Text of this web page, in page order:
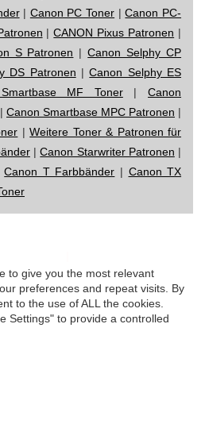
| Canon PC Toner |Canon PC-
|CANON Pixus Patronen |
S Patronen |Canon Selphy CP
DS Patronen |Canon Selphy ES
MF Toner|Canon
| Canon Smartbase MPC Patronen |
|Weitere Toner & Patronen für
|Canon Starwriter Patronen |
Canon T Farbbänder | Canon TX
to give you the most relevant
preferences and repeat visits. By
to the use of ALL the cookies.
Settings" to provide a controlled